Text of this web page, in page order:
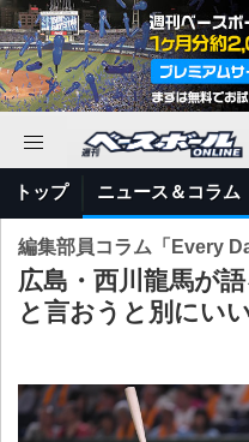
トップ ニュース＆コラム
編集部員コラム「Every
広島・西川龍馬が
と言おうと別にいい